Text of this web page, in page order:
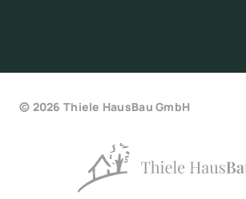
© 2026 Thiele HausBau GmbH